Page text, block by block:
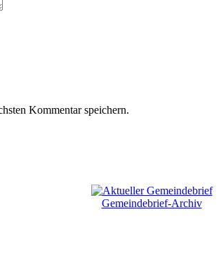
Kommentar speichern.
Gemeindebrief-Archiv